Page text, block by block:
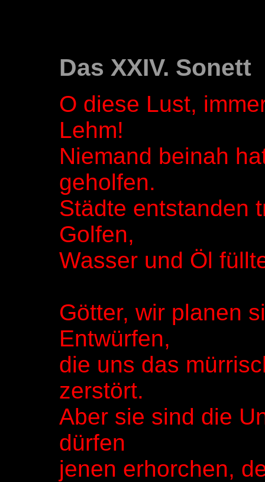
Das XXIV. Sonett
O diese Lust,
Lehm!
Niemand beinah
geholfen.
Städte entstanden
Golfen,
Wasser und Öl
Götter, wir planen
Entwürfen,
die uns das
zerstört.
Aber sie sind die
dürfen
jenen erhorchen,